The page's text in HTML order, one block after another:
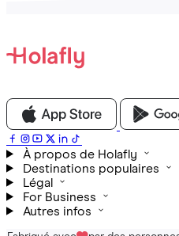
À propos de Holafly
Destinations populaires
Légal
For Business
Autres infos